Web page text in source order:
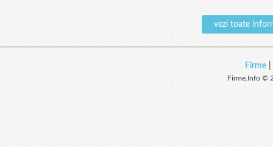
vezi toate
Firme|
Firme.Info ©